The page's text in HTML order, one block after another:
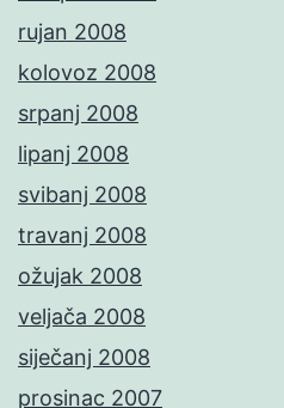
rujan 2008
kolovoz 2008
srpanj 2008
lipanj 2008
svibanj 2008
travanj 2008
ožujak 2008
veljača 2008
siječanj 2008
prosinac 2007